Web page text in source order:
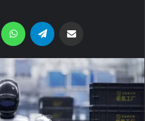
MessengerWhatsApp